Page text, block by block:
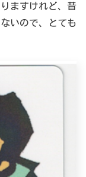
ますけれど、昔
いので、とても